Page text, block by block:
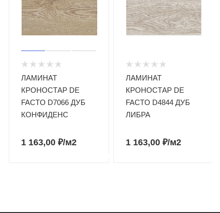
ЛАМИНАТ
КРОНОСТАР DE
FACTO D7066 ДУБ
КОНФИДЕНС
1 163,00 ₽/м2
ЛАМИНАТ
КРОНОСТАР DE
FACTO D4844 ДУБ
ЛИБРА
1 163,00 ₽/м2